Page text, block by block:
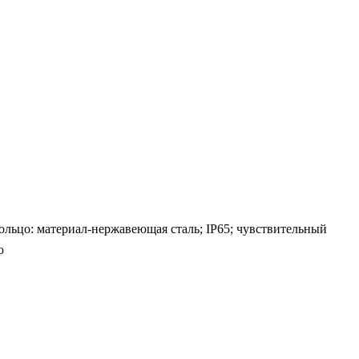
материал-нержавеющая сталь; IP65; чувствительный